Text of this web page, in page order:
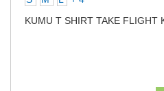
KUMU T SHIRT TAKE FLIGHT